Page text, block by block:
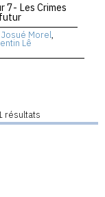
7- Les Crimes
Josué Morel,
Lê
résultats